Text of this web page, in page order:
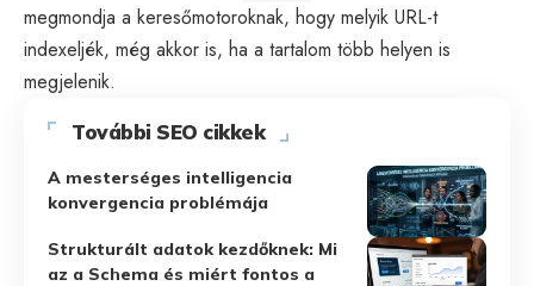
megmondja a keresőmotoroknak, hogy melyik URL-t
indexeljék, még akkor is, ha a tartalom több helyen is
megjelenik.
További SEO cikkek
A mesterséges intelligencia
konvergencia problémája
Strukturált adatok kezdőknek: Mi
az a Schema és miért fontos a